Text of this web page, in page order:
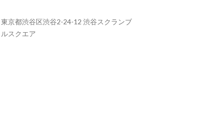
東京都渋谷区渋谷2-24-12 渋谷スクランブ
ルスクエア